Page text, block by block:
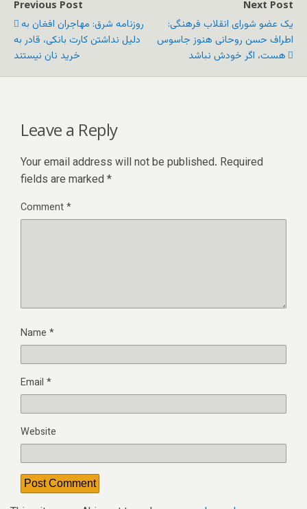
Previous Post
روزنامه شرق: مهاجران افغان به
دلیل نداشتن کارت بانکی، قادر به
خرید نان نیستند
Next Post
یک عضو شورای انقلاب فرهنگی:
اطراف حسن روحانی هنوز جاسوس
هست، اگر خودش نباشد
Leave a Reply
Your email address will not be published. Required
fields are marked *
Comment*
Name *
Email *
Website